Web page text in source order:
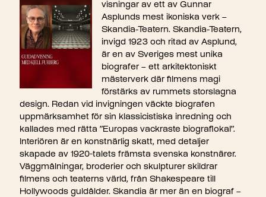
visningar av ett av Gunnar
Asplunds mest ikoniska verk –
Skandia-Teatern. Skandia-Teatern,
invigd 1923 och ritad av Asplund,
är en av Sveriges mest unika
biografer – ett arkitektoniskt
mästerverk där filmens magi
förstärks av rummets storslagna
design. Redan vid invigningen väckte biografen
uppmärksamhet för sin klassicistiska inredning och
kallades med rätta ”Europas vackraste biograflokal”.
Interiören är en konstnärlig skatt, med detaljer
skapade av 1920-talets främsta svenska konstnärer.
Väggmålningar, broderier och skulpturer skildrar
filmens och teaterns värld, från Shakespeare till
Hollywoods guldålder. Skandia är mer än en biograf –